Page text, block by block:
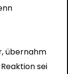
übernahm
sei